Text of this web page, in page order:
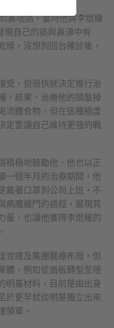
鼻咽癌，當時他與李焜耀
現自己的痰與鼻涕中有
燥，沒想到回台確診後，
受，但很快就決定進行治
。結果，治療他的頭髮掉
流體食物，但在這種極度
定要讓自己維持更強的戰
積極地鼓勵他，他也以正
一個半月的治療期間，他
戴著口罩到公司上班，不
病魔纏鬥的過程，展現其
量，也讓他獲得李焜耀的
世達及集團醫療布局，但
體，例如從面板轉型至隱
明基材料，目前是由出身
於更早就從明基獨立出來
領軍。